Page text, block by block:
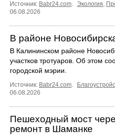
Источник: Babr24.com. Экология,
06.08.2026
В районе
В Калининском районе
участков тротуаров. Об этом
городской мэрии.
Источник: Babr24.com.
06.08.2026
Пешеходный мост
ремонт в Шаманке